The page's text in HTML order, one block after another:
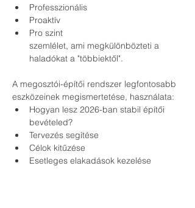
Professzionális
Proaktív
Pro szint
szemlélet, ami megkülönbözteti a
haladókat a "többiektől".
A megosztói-építői rendszer legfontosabb
eszközeinek megismertetése, használata:
Hogyan lesz 2026-ban stabil építői
bevételed?
Tervezés segítése
Célok kitűzése
Esetleges elakadások kezelése